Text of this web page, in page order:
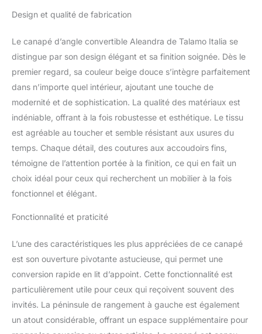
Beige
RÉSISTANCE ET
du produit en fer garantit
durabilité et stabilité - Ce
canapé-lit comprend un
sommier à lattes
électrosoudé, un matelas
indéformable en
polyuréthane expansé,
rembourrés et des
appuis-tête inclinables -
Le rembourrage est dans
un tissu en polyester
devient un lit pratique
pour les invités - Le
compartiment contenant
des coussins inséré
permettra de ranger de
manière pratique les
Design et qualité de fabrication
Le canapé d’angle convertible Aleandra de Talamo Italia se
distingue par son design élégant et sa finition soignée. Dès le
premier regard, sa couleur beige douce s’intègre parfaitement
dans n’importe quel intérieur, ajoutant une touche de
modernité et de sophistication. La qualité des matériaux est
indéniable, offrant à la fois robustesse et esthétique. Le tissu
est agréable au toucher et semble résistant aux usures du
temps. Chaque détail, des coutures aux accoudoirs fins,
témoigne de l’attention portée à la finition, ce qui en fait un
choix idéal pour ceux qui recherchent un mobilier à la fois
fonctionnel et élégant.
Fonctionnalité et praticité
L’une des caractéristiques les plus appréciées de ce canapé
est son ouverture pivotante astucieuse, qui permet une
conversion rapide en lit d’appoint. Cette fonctionnalité est
particulièrement utile pour ceux qui reçoivent souvent des
invités. La péninsule de rangement à gauche est également
un atout considérable, offrant un espace supplémentaire pour